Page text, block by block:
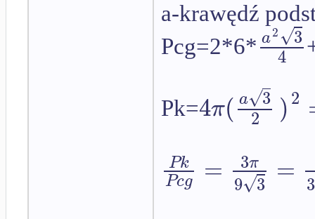
a-krawędź
Pcg=2*6* a2 3
√
4
Pk=4π( a 3
√
2 )2
Pk
Pcg = 3π
9 3
√ = 3